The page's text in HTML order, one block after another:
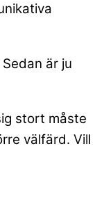
är ju
stort måste
välfärd. Vill